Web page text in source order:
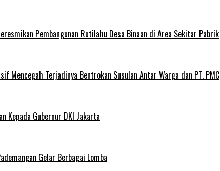
Pembangunan Rutilahu Desa Binaan di Area Sekitar Pabrik
Mencegah Terjadinya Bentrokan Susulan Antar Warga dan PT. PMC
Kepada Gubernur DKI Jakarta
Gelar Berbagai Lomba